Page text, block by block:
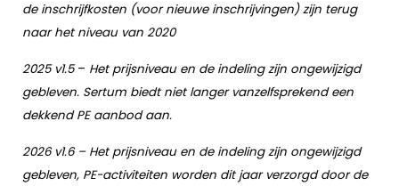
de inschrijfkosten (voor nieuwe inschrijvingen) zijn terug
naar het niveau van 2020
2025 v1.5– Het prijsniveau en de indeling zijn ongewijzigd
gebleven. Sertum biedt niet langer vanzelfsprekend een
dekkend PE aanbod aan.
2026 v1.6 – Het prijsniveau en de indeling zijn ongewijzigd
gebleven, PE-activiteiten worden dit jaar verzorgd door de